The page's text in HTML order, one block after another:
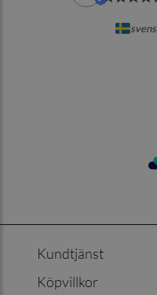
Kundtjänst
Köpvillkor